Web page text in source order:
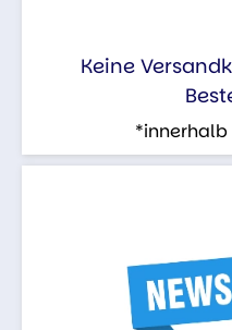
Keine
*innerhalb